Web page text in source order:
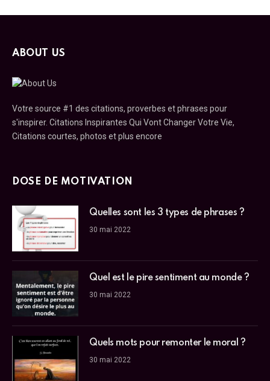
ABOUT US
Votre source #1 des citations, proverbes et phrases pour
s'inspirer. Citations Inspirantes Qui Vont Changer Votre Vie,
Citations courtes, photos et plus encore
DOSE DE MOTIVATION
Quelles sont les 3 types de phrases ?
30 mai 2022
Quel est le pire sentiment au monde ?
30 mai 2022
Quels mots pour remonter le moral ?
30 mai 2022